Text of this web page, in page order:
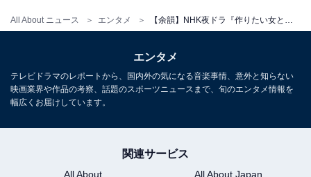
All About ニュース エンタメ
エンタメ
テレビドラマのレポートから、国内外の気になる音楽事情、意外と知らない
映画業界や作品の考察、話題のスポーツニュースまで、旬のエンタメ情報を
幅広くお届けしています。
関連サービス
All About
All About Japan